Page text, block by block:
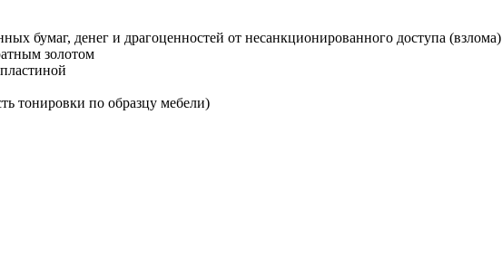
бумаг, денег и драгоценностей от несанкционированного доступа (взлома)
золотом
тонировки по образцу мебели)